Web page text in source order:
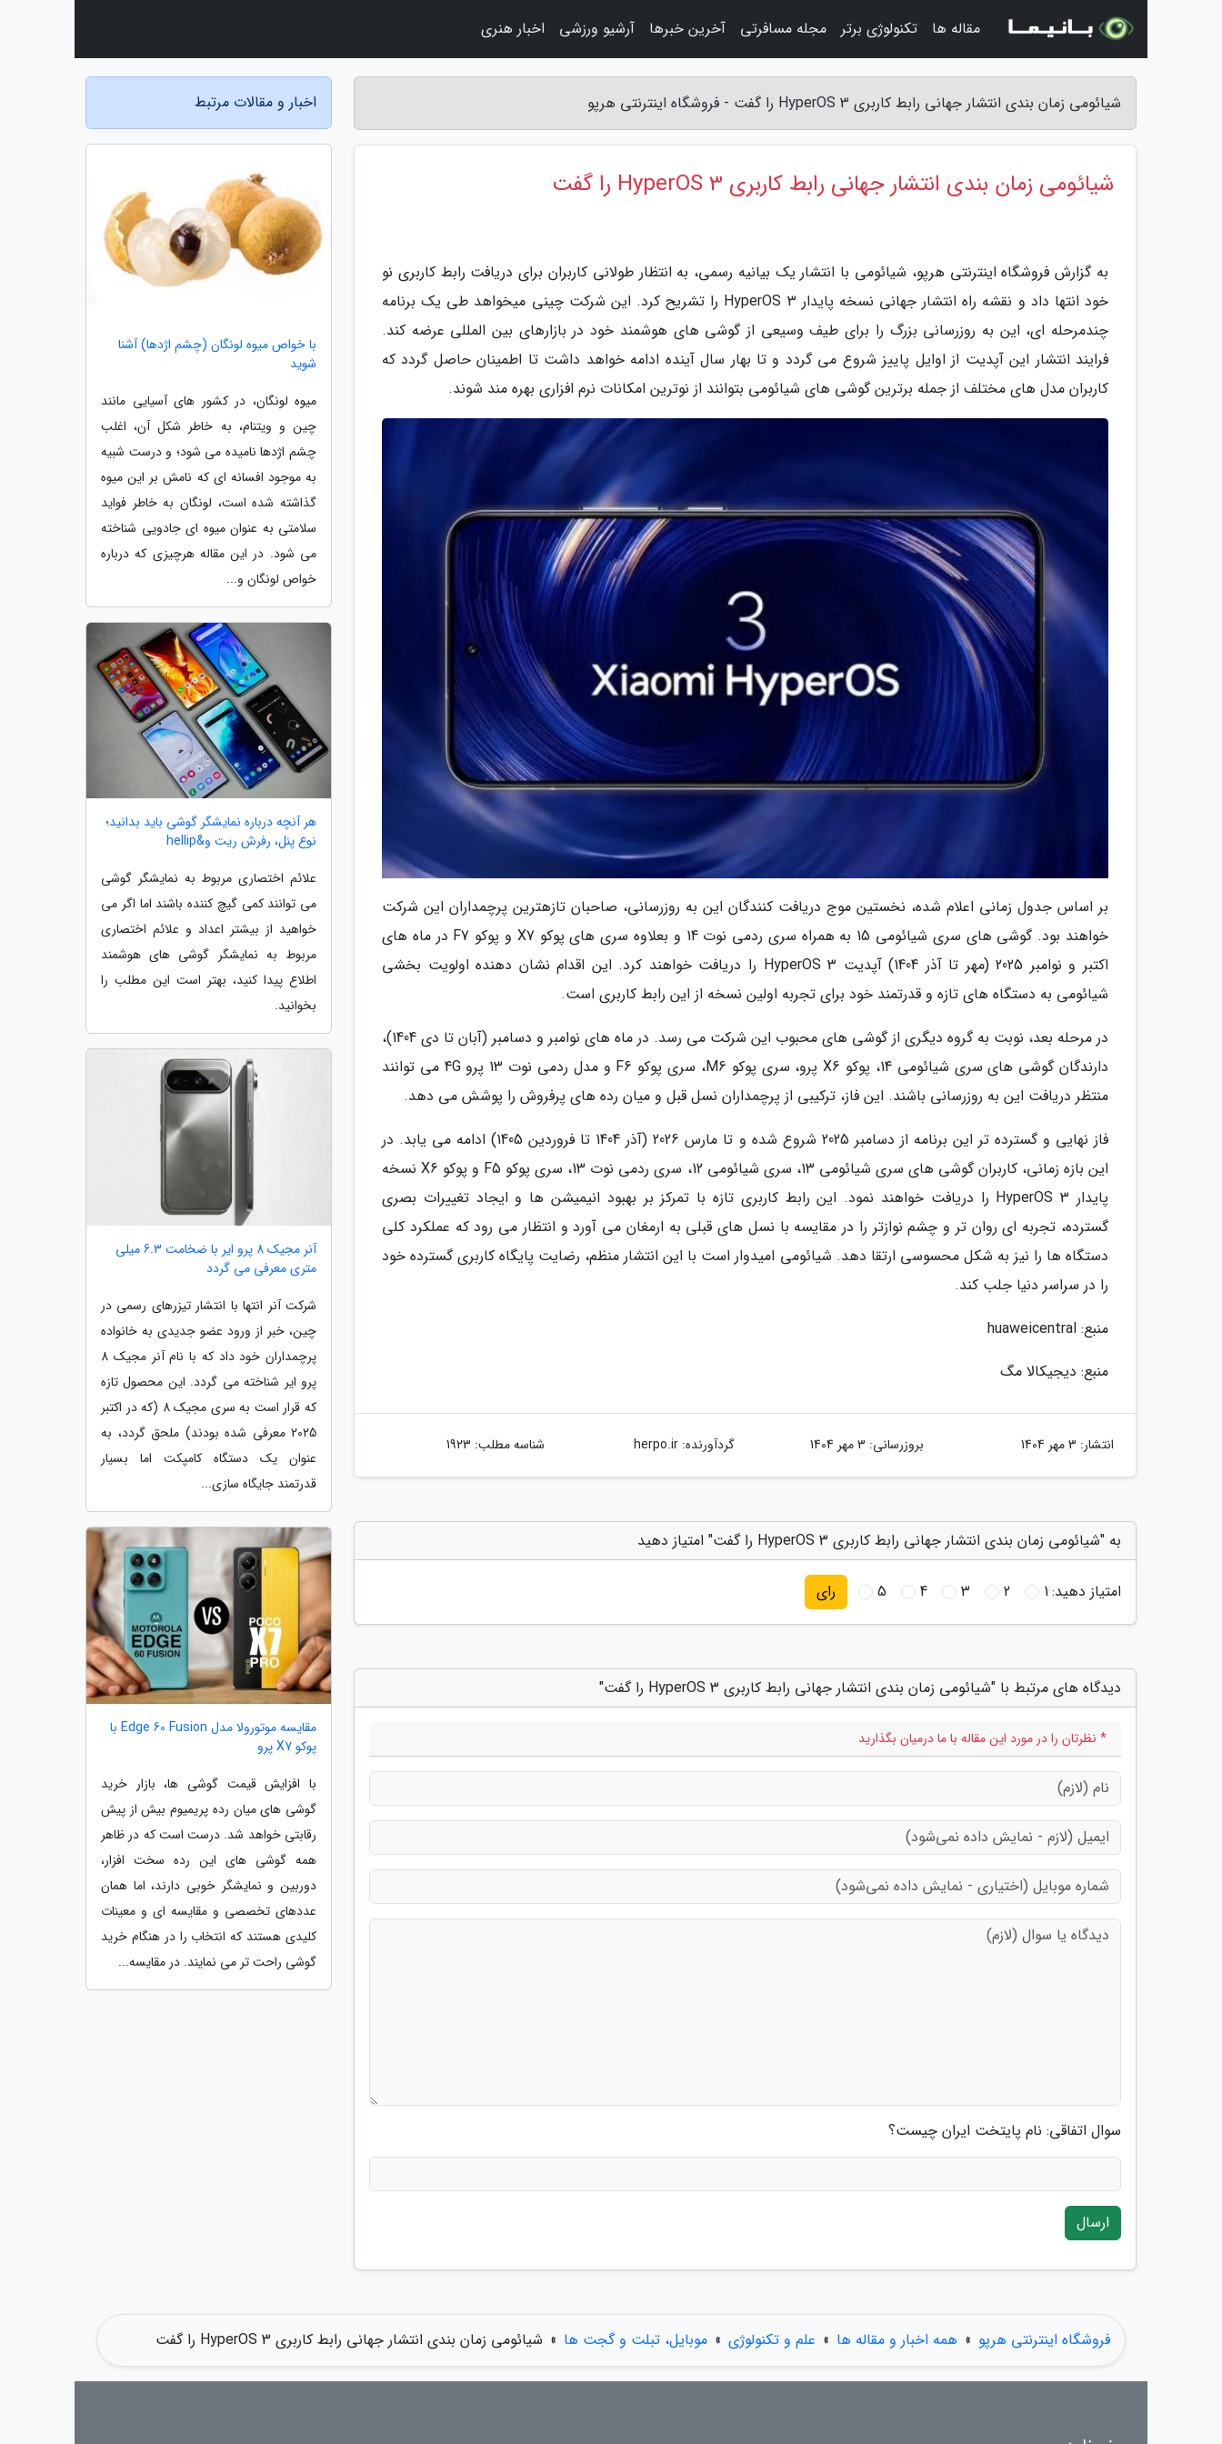
شیائومی زمان بندی انتشار جهانی رابط کاربری HyperOS 3 را گفت - فروشگاه اینترنتی هرپو
شیائومی زمان بندی انتشار جهانی رابط کاربری HyperOS 3 را گفت
به گزارش فروشگاه اینترنتی هرپو، شیائومی با انتشار یک بیانیه رسمی، به انتظار طولانی کاربران برای دریافت رابط کاربری نو
خود انتها داد و نقشه راه انتشار جهانی نسخه پایدار HyperOS 3 را تشریح کرد. این شرکت چینی میخواهد طی یک برنامه
چندمرحله ای، این به روزرسانی بزرگ را برای طیف وسیعی از گوشی های هوشمند خود در بازارهای بین المللی عرضه کند.
فرایند انتشار این آپدیت از اوایل پاییز شروع می گردد و تا بهار سال آینده ادامه خواهد داشت تا اطمینان حاصل گردد که
کاربران مدل های مختلف از جمله برترین گوشی های شیائومی بتوانند از نوترین امکانات نرم افزاری بهره مند شوند.
بر اساس جدول زمانی اعلام شده، نخستین موج دریافت کنندگان این به روزرسانی، صاحبان تازهترین پرچمداران این شرکت
خواهند بود. گوشی های سری شیائومی 15 به همراه سری ردمی نوت 14 و بعلاوه سری های پوکو X7 و پوکو F7 در ماه های
اکتبر و نوامبر 2025 (مهر تا آذر 1404) آپدیت HyperOS 3 را دریافت خواهند کرد. این اقدام نشان دهنده اولویت بخشی
شیائومی به دستگاه های تازه و قدرتمند خود برای تجربه اولین نسخه از این رابط کاربری است.
در مرحله بعد، نوبت به گروه دیگری از گوشی های محبوب این شرکت می رسد. در ماه های نوامبر و دسامبر (آبان تا دی 1404)،
دارندگان گوشی های سری شیائومی 14، پوکو X6 پرو، سری پوکو M6، سری پوکو F6 و مدل ردمی نوت 13 پرو 4G می توانند
منتظر دریافت این به روزرسانی باشند. این فاز، ترکیبی از پرچمداران نسل قبل و میان رده های پرفروش را پوشش می دهد.
فاز نهایی و گسترده تر این برنامه از دسامبر 2025 شروع شده و تا مارس 2026 (آذر 1404 تا فروردین 1405) ادامه می یابد. در
این بازه زمانی، کاربران گوشی های سری شیائومی 13، سری شیائومی 12، سری ردمی نوت 13، سری پوکو F5 و پوکو X6 نسخه
پایدار HyperOS 3 را دریافت خواهند نمود. این رابط کاربری تازه با تمرکز بر بهبود انیمیشن ها و ایجاد تغییرات بصری
گسترده، تجربه ای روان تر و چشم نوازتر را در مقایسه با نسل های قبلی به ارمغان می آورد و انتظار می رود که عملکرد کلی
دستگاه ها را نیز به شکل محسوسی ارتقا دهد. شیائومی امیدوار است با این انتشار منظم، رضایت پایگاه کاربری گسترده خود
را در سراسر دنیا جلب کند.
منبع: huaweicentral
منبع: دیجیکالا مگ
انتشار: 3 مهر 1404 بروزرسانی: 3 مهر 1404 گردآورنده:herpo.ir شناسه مطلب: 1923
به "شیائومی زمان بندی انتشار جهانی رابط کاربری HyperOS 3 را گفت" امتیاز دهید
امتیاز دهید:1
2
3
4
5 رای
دیدگاه های مرتبط با "شیائومی زمان بندی انتشار جهانی رابط کاربری HyperOS 3 را گفت"
* نظرتان را در مورد این مقاله با ما درمیان بگذارید
سوال اتفاقی: نام پایتخت ایران چیست؟
ارسال
اخبار و مقالات مرتبط
با خواص میوه لونگان (چشم اژدها) آشنا
شوید
میوه لونگان، در کشور های آسیایی مانند
چین و ویتنام، به خاطر شکل آن، اغلب
چشم اژدها نامیده می شود؛ و درست شبیه
به موجود افسانه ای که نامش بر این میوه
گذاشته شده است، لونگان به خاطر فواید
سلامتی به عنوان میوه ای جادویی شناخته
می شود. در این مقاله هرچیزی که درباره
خواص لونگان و...
هر آنچه درباره نمایشگر گوشی باید بدانید؛
نوع پنل، رفرش ریت و&hellip
علائم اختصاری مربوط به نمایشگر گوشی
می توانند کمی گیچ کننده باشند اما اگر می
خواهید از بیشتر اعداد و علائم اختصاری
مربوط به نمایشگر گوشی های هوشمند
اطلاع پیدا کنید، بهتر است این مطلب را
بخوانید.
آنر مجیک 8 پرو ایر با ضخامت 6.3 میلی
متری معرفی می گردد
شرکت آنر انتها با انتشار تیزرهای رسمی در
چین، خبر از ورود عضو جدیدی به خانواده
پرچمداران خود داد که با نام آنر مجیک 8
پرو ایر شناخته می گردد. این محصول تازه
که قرار است به سری مجیک 8 (که در اکتبر
2025 معرفی شده بودند) ملحق گردد، به
عنوان یک دستگاه کامپکت اما بسیار
قدرتمند جایگاه سازی...
مقایسه موتورولا مدل Edge 60 Fusion با
پوکو X7 پرو
با افزایش قیمت گوشی ها، بازار خرید
گوشی های میان رده پریمیوم بیش از پیش
رقابتی خواهد شد. درست است که در ظاهر
همه گوشی های این رده سخت افزار،
دوربین و نمایشگر خوبی دارند، اما همان
عددهای تخصصی و مقایسه ای و معینات
کلیدی هستند که انتخاب را در هنگام خرید
گوشی راحت تر می نمایند. در مقایسه...
فروشگاه اینترنتی هرپو » همه اخبار و مقاله ها » علم و تکنولوژی » موبایل، تبلت و گجت ها » شیائومی زمان بندی انتشار جهانی رابط کاربری HyperOS 3 را گفت
مقاله ها تکنولوژی برتر مجله مسافرتی آخرین خبرها آرشیو ورزشی اخبار هنری